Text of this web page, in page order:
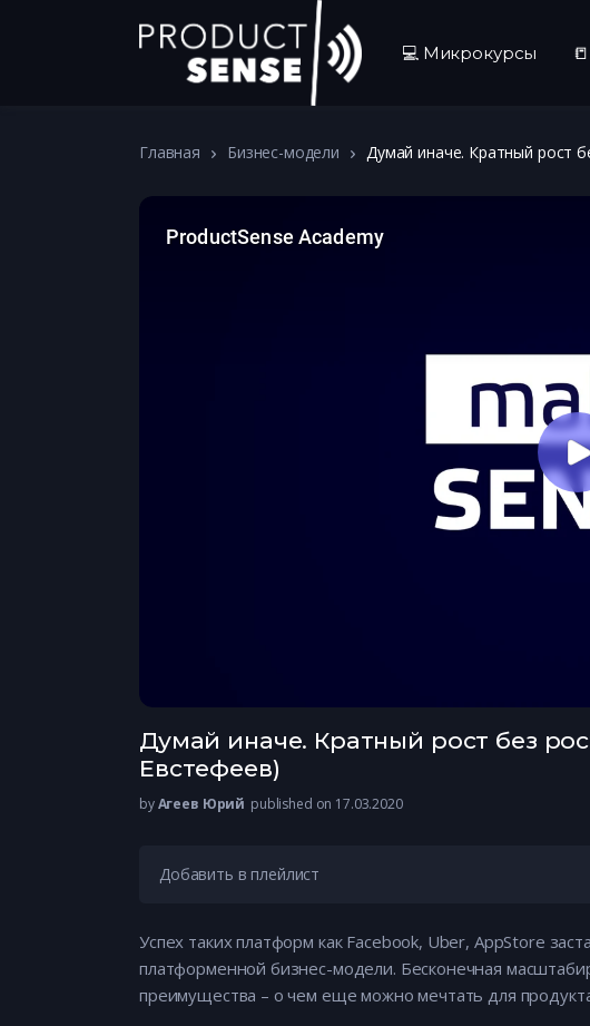
💻 Микрокурсы
Главная Бизнес-модели Думай иначе. Кратный рост
Думай иначе. Кратный рост без
Евстефеев)
byАгеев Юрий published on 17.03.2020
Добавить в плейлист
Успех таких платформ как Facebook, Uber, AppStore
платформенной бизнес-модели. Бесконечная
преимущества – о чем еще можно мечтать для